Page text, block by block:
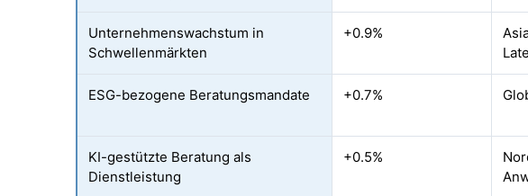
Unternehmenswachstum in
Schwellenmärkten
+0.9%
ESG-bezogene Beratungsmandate +0.7%
KI-gestützte Beratung als
Dienstleistung
+0.5%